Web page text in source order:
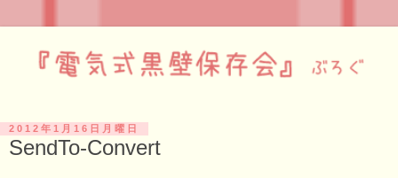
2012年1月16日月曜日
SendTo-Convert